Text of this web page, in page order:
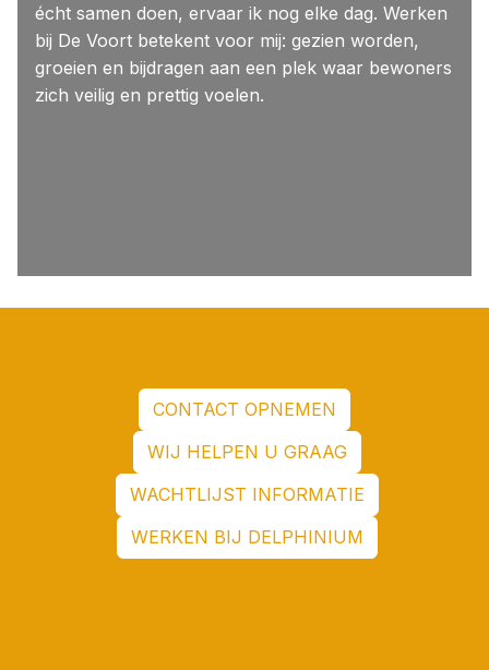
écht samen doen, ervaar ik nog elke dag. Werken
bij De Voort betekent voor mij: gezien worden,
groeien en bijdragen aan een plek waar bewoners
zich veilig en prettig voelen.
CONTACT OPNEMEN
WIJ HELPEN U GRAAG
WACHTLIJST INFORMATIE
WERKEN BIJ DELPHINIUM